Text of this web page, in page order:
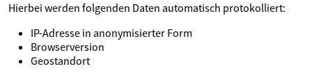
Hierbei werden folgenden Daten automatisch protokolliert:
IP-Adresse in anonymisierter Form
Browserversion
Geostandort